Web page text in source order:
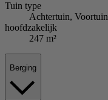
Tuin type
Achtertuin, Voortuin
hoofdzakelijk
247 m²
Berging